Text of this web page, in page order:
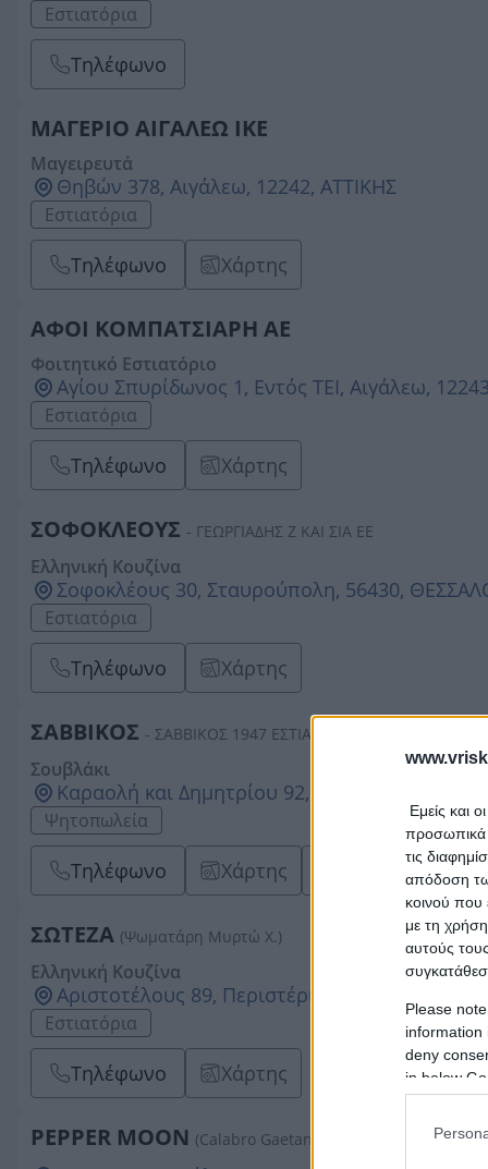
Εμείς και
προσωπικά
τις
απόδοση
κοινού που
με τη
αυτούς
Please
information
deny
in below
Εστιατόρια
Τηλέφωνο
ΜΑΓΕΡΙΟ ΑΙΓΑΛΕΩ ΙΚΕ
Μαγειρευτά
Θηβών 378, Αιγάλεω, 12242, ΑΤΤΙΚΗΣ
Εστιατόρια
Τηλέφωνο Χάρτης
ΑΦΟΙ ΚΟΜΠΑΤΣΙΑΡΗ ΑΕ
Φοιτητικό Εστιατόριο
Αγίου Σπυρίδωνος 1, Εντός ΤΕΙ, Αιγάλεω,
Εστιατόρια
Τηλέφωνο Χάρτης
ΣΟΦΟΚΛΕΟΥΣ - ΓΕΩΡΓΙΑΔΗΣ Ζ ΚΑΙ ΣΙΑ ΕΕ
Ελληνική Κουζίνα
Σοφοκλέους 30, Σταυρούπολη, 56430,
Εστιατόρια
Τηλέφωνο Χάρτης
ΣΑΒΒΙΚΟΣ - ΣΑΒΒΙΚΟΣ 1947 ΕΣΤΙΑΤΟΡΙΑ ΨΗΤΟΠΩΛΕΙΑ ΑΕ
Σουβλάκι
Καραολή και Δημητρίου 92, Εύοσμος, 56225,
Ψητοπωλεία
Τηλέφωνο Χάρτης Website
ΣΩΤΕΖΑ (Ψωματάρη Μυρτώ Χ.)
Ελληνική Κουζίνα
Αριστοτέλους 89, Περιστέρι, 12132, ΑΤΤΙΚΗΣ
Εστιατόρια
Τηλέφωνο Χάρτης
PEPPER MOON (Calabro Gaetano A.)